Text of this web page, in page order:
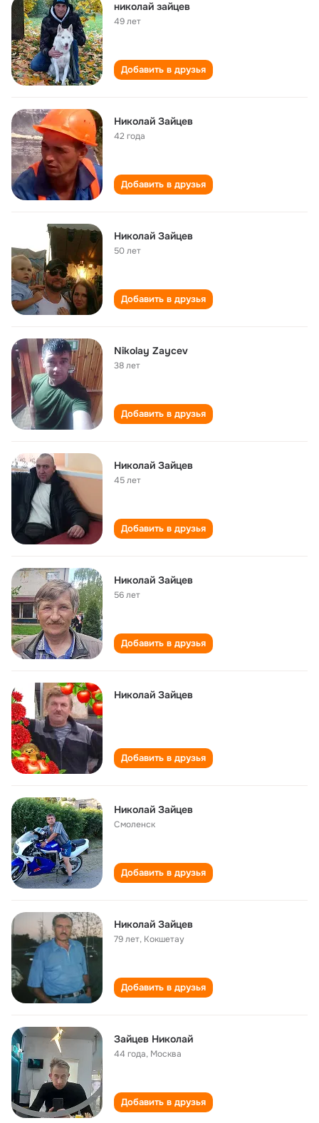
николай зайцев
49 лет
Добавить в друзья
Николай Зайцев
42 года
Добавить в друзья
Николай Зайцев
50 лет
Добавить в друзья
Nikolay Zaycev
38 лет
Добавить в друзья
Николай Зайцев
45 лет
Добавить в друзья
Николай Зайцев
56 лет
Добавить в друзья
Николай Зайцев
Добавить в друзья
Николай Зайцев
Смоленск
Добавить в друзья
Николай Зайцев
79 лет, Кокшетау
Добавить в друзья
Зайцев Николай
44 года, Москва
Добавить в друзья